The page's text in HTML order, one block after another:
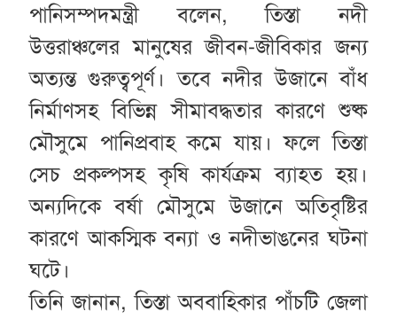
পানিসম্পদমন্ত্রী বলেন, তিস্তা নদী
উত্তরাঞ্চলের মানুষের জীবন-জীবিকার জন্য
অত্যন্ত গুরুত্বপূর্ণ। তবে নদীর উজানে বাঁধ
নির্মাণসহ বিভিন্ন সীমাবদ্ধতার কারণে শুষ্ক
মৌসুমে পানিপ্রবাহ কমে যায়। ফলে তিস্তা
সেচ প্রকল্পসহ কৃষি কার্যক্রম ব্যাহত হয়।
অন্যদিকে বর্ষা মৌসুমে উজানে অতিবৃষ্টির
কারণে আকস্মিক বন্যা ও নদীভাঙনের ঘটনা
ঘটে।
তিনি জানান, তিস্তা অববাহিকার পাঁচটি জেলা